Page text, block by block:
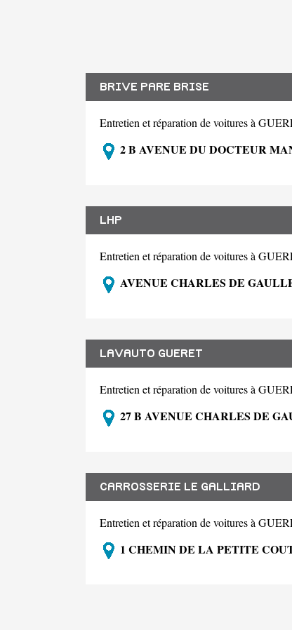
BRIVE PARE BRISE
Entretien et réparation de voitures à
2 B AVENUE DU DOCTEUR
LHP
Entretien et réparation de voitures à
AVENUE CHARLES DE
LAVAUTO GUERET
Entretien et réparation de voitures à
27 B AVENUE CHARLES DE
CARROSSERIE LE GALLIARD
Entretien et réparation de voitures à
1 CHEMIN DE LA PETITE